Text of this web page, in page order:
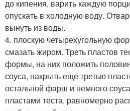
до кипения, варить каждую
опускать в холодную воду.
вынуть из воды.
4. плоскую четырехугольную
смазать жиром. Треть пластов
формы, на них положить
соуса, накрыть еще третью
остальной фарш и немного
пластами теста, равномерно